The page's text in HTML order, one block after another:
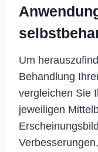
Um
Behandlung
vergleichen Sie
jeweiligen